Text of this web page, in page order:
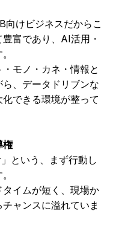
向けビジネスだからこ
富であり、AI活用・
モノ・カネ・情報と
、データドリブンな
できる環境が整って
権
という、まず行動し
イムが短く、現場か
ャンスに溢れていま